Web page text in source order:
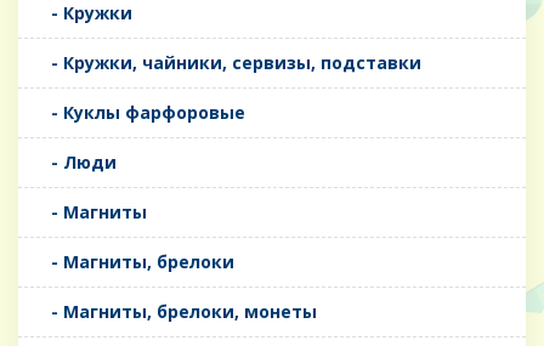
- Кружки
- Кружки, чайники, сервизы, подставки
- Куклы фарфоровые
- Люди
- Магниты
- Магниты, брелоки
- Магниты, брелоки, монеты